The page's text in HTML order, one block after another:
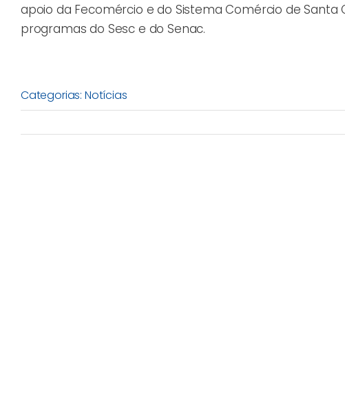
apoio da Fecomércio e do Sistema Comércio de
programas do Sesc e do Senac.
Categorias: Notícias